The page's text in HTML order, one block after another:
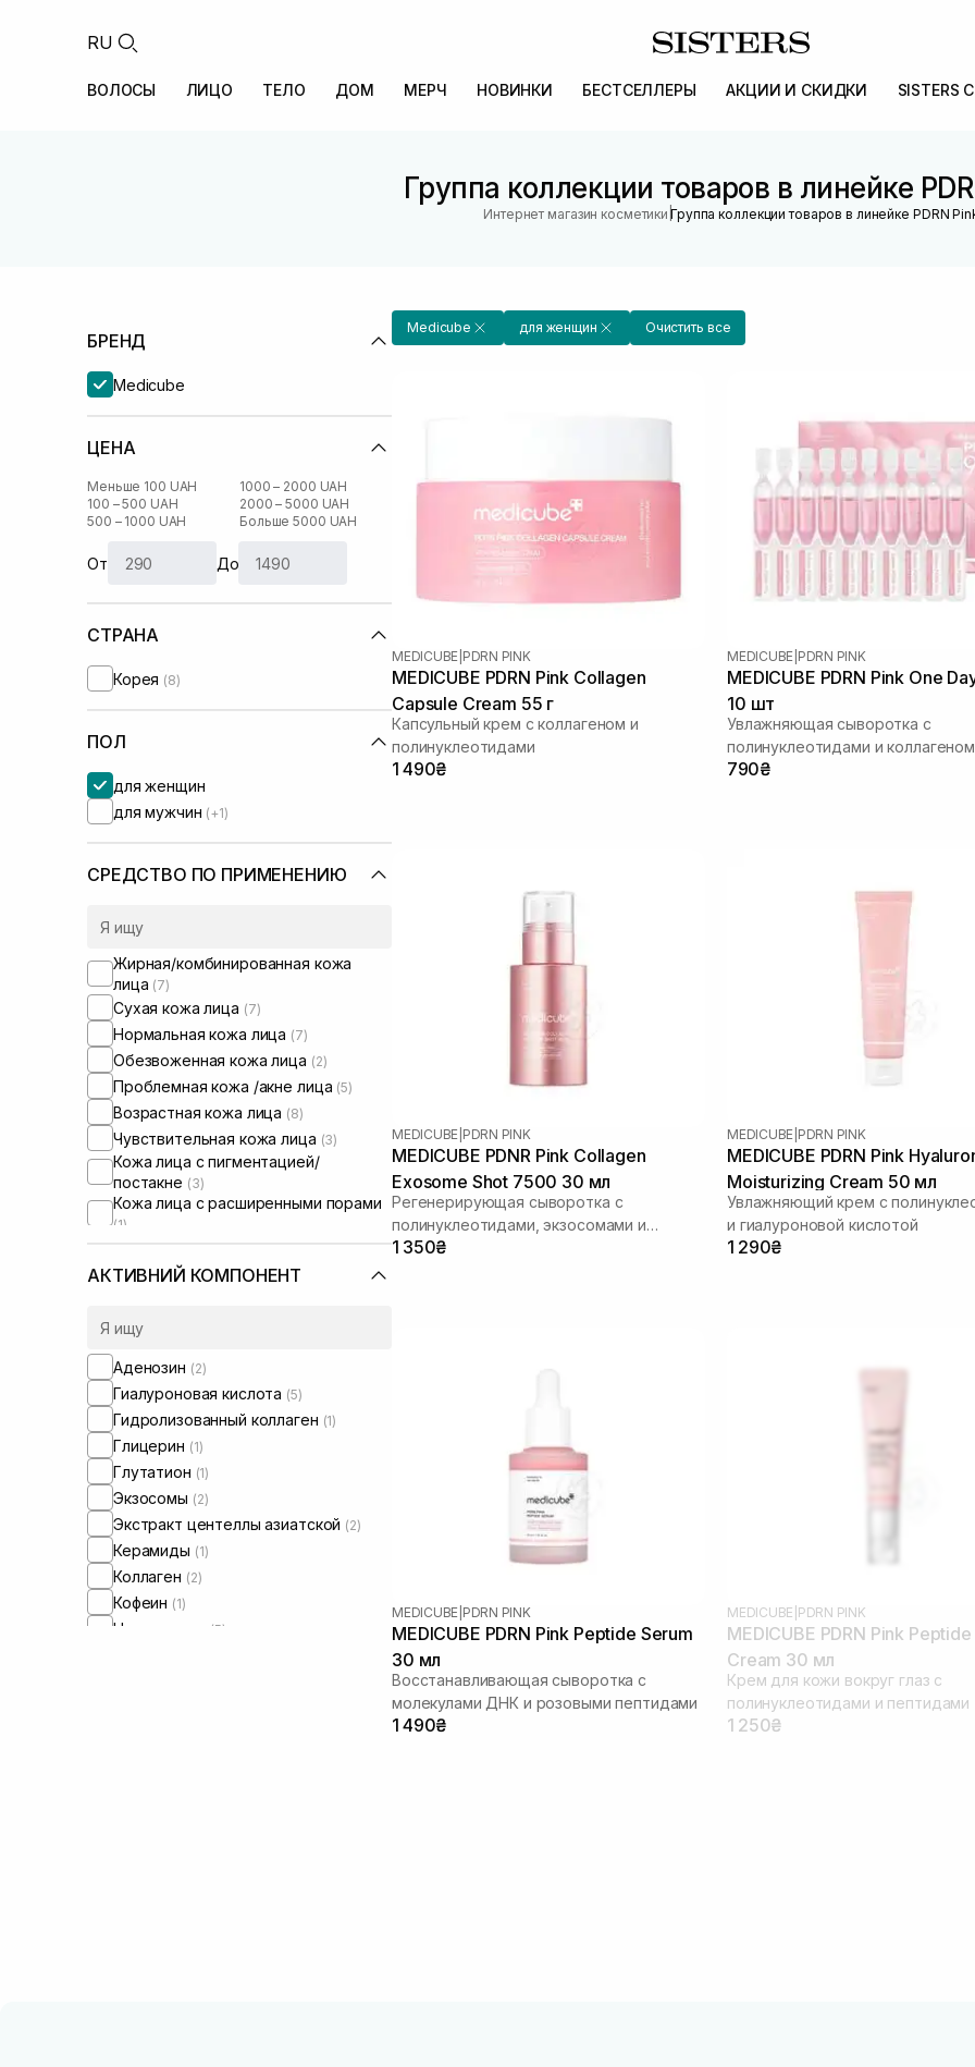
RU
ВОЛОСЫ ЛИЦО ТЕЛО ДОМ МЕРЧ НОВИНКИ БЕСТСЕЛЛЕРЫ АКЦИИ И СКИДКИ SISTERS
Группа коллекции товаров в линейке
Интернет магазин косметики |Группа коллекции товаров в линейке PDRN
БРЕНД
Medicube
ЦЕНА
Меньше 100 UAH
100 – 500 UAH
500 – 1000 UAH
1000 – 2000 UAH
2000 – 5000 UAH
Больше 5000 UAH
От До
СТРАНА
Корея (8)
ПОЛ
для женщин
для мужчин (+1)
СРЕДСТВО ПО ПРИМЕНЕНИЮ
Жирная/комбинированная кожа
лица (7)
Сухая кожа лица (7)
Нормальная кожа лица (7)
Обезвоженная кожа лица (2)
Проблемная кожа /акне лица (5)
Возрастная кожа лица (8)
Чувствительная кожа лица (3)
Кожа лица с пигментацией/
постакне (3)
Кожа лица с расширенными порами
(1)
Кожа лица с нарушенным
барьером(2)
Кожа лица с нарушенным
Увлажняющие сыворотки для лица
АКТИВНИЙ КОМПОНЕНТ
Аденозин (2)
Гиалуроновая кислота (5)
Гидролизованный коллаген (1)
Глицерин (1)
Глутатион (1)
Экзосомы (2)
Экстракт центеллы азиатской (2)
Керамиды (1)
Коллаген (2)
Кофеин (1)
Ниацинамид (5)
Medicube для женщин Очистить все
MEDICUBE PDRN PINK
MEDICUBE PDRN Pink Collagen
Capsule Cream 55 г
Капсульный крем с коллагеном и
полинуклеотидами
1 490₴
MEDICUBE PDRN PINK
MEDICUBE PDRN Pink One
10 шт
Увлажняющая сыворотка с
полинуклеотидами и
сияния кожи
790₴
MEDICUBE PDRN PINK
MEDICUBE PDNR Pink Collagen
Exosome Shot 7500 30 мл
Регенерирующая сыворотка с
полинуклеотидами, экзосомами и
спикулами
1 350₴
MEDICUBE PDRN PINK
MEDICUBE PDRN Pink
Moisturizing Cream 50 мл
Увлажняющий крем с
и гиалуроновой кислотой
1 290₴
MEDICUBE PDRN PINK
MEDICUBE PDRN Pink Peptide Serum
30 мл
Восстанавливающая сыворотка с
молекулами ДНК и розовыми пептидами
1 490₴
MEDICUBE PDRN PINK
MEDICUBE PDRN Pink
Cream 30 мл
Крем для кожи вокруг глаз с
полинуклеотидами и пептидами
1 250₴